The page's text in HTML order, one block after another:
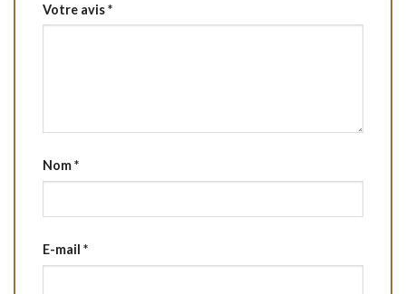
Votre avis*
Nom*
E-mail *